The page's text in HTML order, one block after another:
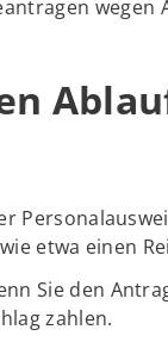
wegen
etwa einen
Sie den
zahlen.